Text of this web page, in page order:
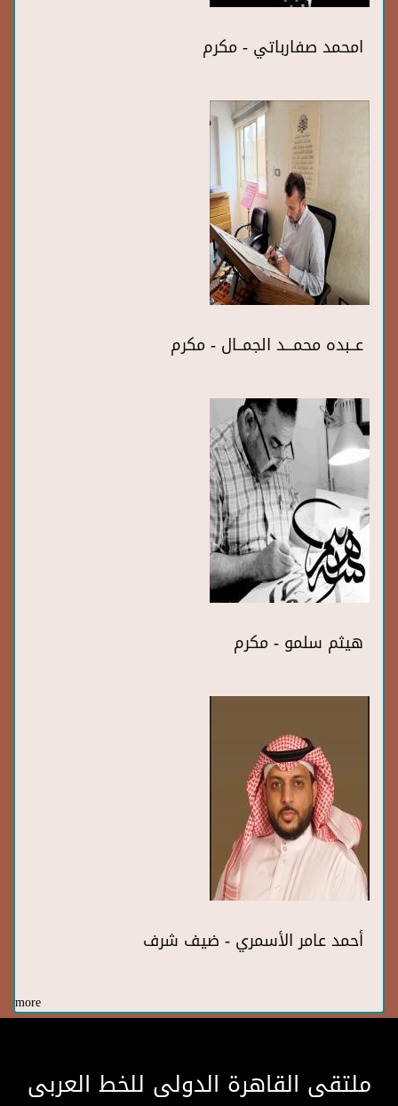
امحمد صفارباتي - مكرم
عــبده محمـــد الجمــال - مكرم
هيثم سلمو - مكرم
أحمد عامر الأسمري - ضيف شرف
more
ملتقى القاهرة الدولى للخط العربى